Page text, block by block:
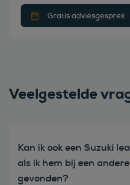
Gratis adviesgesprek
Veelgestelde
Kan ik ook een Suzuki
als ik hem bij een
gevonden?